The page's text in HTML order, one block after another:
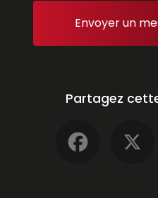
Envoyer un
Partagez